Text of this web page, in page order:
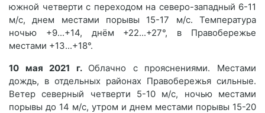
южной четверти с переходом на северо-западный 6-11
м/с, днем местами порывы 15-17 м/с. Температура
ночью +9...+14, днём +22...+27°, в Правобережье
местами +13...+18°.
10 мая 2021 г. Облачно с прояснениями. Местами
дождь, в отдельных районах Правобережья сильные.
Ветер северный четверти 5-10 м/с, ночью местами
порывы до 14 м/с, утром и днем местами порывы 15-20